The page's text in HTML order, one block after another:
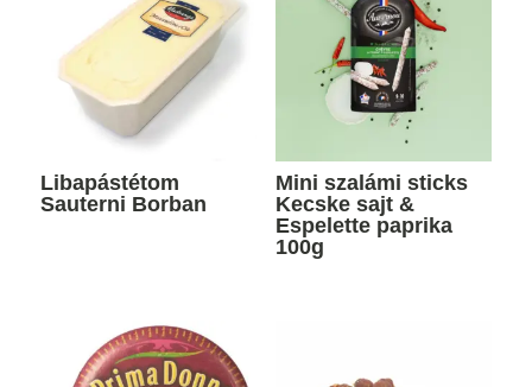
Libapástétom
Sauterni Borban
Mini szalámi sticks
Kecske sajt &
Espelette paprika
100g